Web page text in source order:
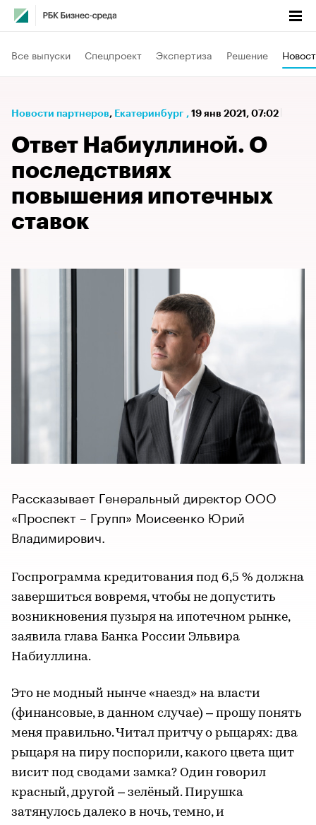
Все выпуски Спецпроект Экспертиза Решение
Новости партнеров⁠, Екатеринбург , 19 янв 2021, 07:02
Ответ Набиуллиной. О
последствиях
повышения ипотечных
ставок
Рассказывает Генеральный директор ООО
«Проспект – Групп» Моисеенко Юрий
Владимирович.
Госпрограмма кредитования под 6,5 % должна
завершиться вовремя, чтобы не допустить
возникновения пузыря на ипотечном рынке,
заявила глава Банка России Эльвира
Набиуллина.
Это не модный нынче «наезд» на власти
(финансовые, в данном случае) – прошу понять
меня правильно. Читал притчу о рыцарях: два
рыцаря на пиру поспорили, какого цвета щит
висит под сводами замка? Один говорил
красный, другой – зелёный. Пирушка
затянулось далеко в ночь, темно, и